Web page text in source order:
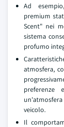
Ad
premium
Scent" nei
sistema
profumo
atmosfera,
veicolo.
Il